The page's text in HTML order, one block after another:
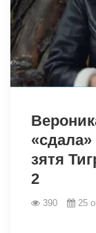
зятя
2
390 25